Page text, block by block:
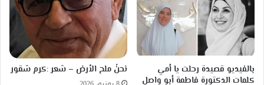
بالفيديو قصيدة رحلت يا أمي
كلمات الدكتورة فاطمة أبو واصل
نحنُ ملح الأرض – شعر :كرم شقور